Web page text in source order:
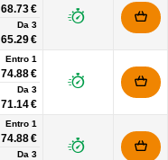
68.73 €
Da 3
65.29 €
Entro 1
74.88 €
Da 3
71.14 €
Entro 1
74.88 €
Da 3